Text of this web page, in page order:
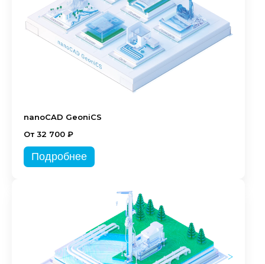
nanoCAD GeoniCS
От 32 700 ₽
Подробнее